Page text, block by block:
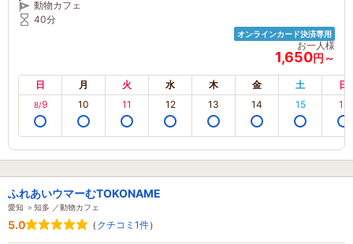
いしっぽをふりふりしながら今日もあなたとの素敵な出逢いを
楽しみにお待ちしております
動物カフェ
40分
オンラインカード決済専用
お一人様
1,650円～
日 月 火 水 木 金 土 日
8/9 10 11 12 13 14 15 16
ふれあいウマーむTOKONAME
愛知 ＞知多 ／動物カフェ
5.0 （ クチコミ1件）